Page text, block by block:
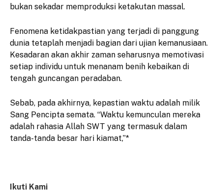
bukan sekadar memproduksi ketakutan massal.
​Fenomena ketidakpastian yang terjadi di panggung
dunia tetaplah menjadi bagian dari ujian kemanusiaan.
Kesadaran akan akhir zaman seharusnya memotivasi
setiap individu untuk menanam benih kebaikan di
tengah guncangan peradaban.
​Sebab, pada akhirnya, kepastian waktu adalah milik
Sang Pencipta semata. “Waktu kemunculan mereka
adalah rahasia Allah SWT yang termasuk dalam
tanda-tanda besar hari kiamat,”*
Ikuti Kami